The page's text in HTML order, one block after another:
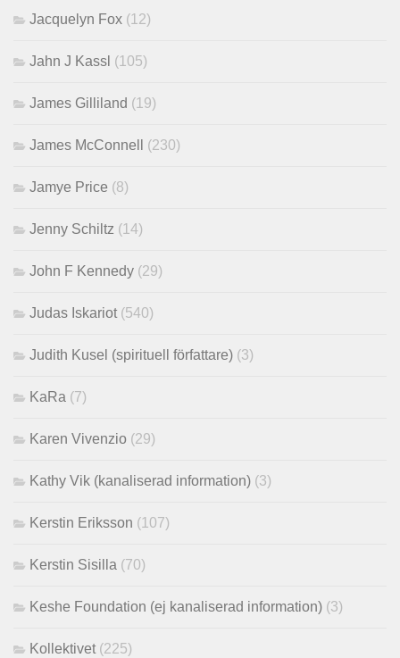
Jacquelyn Fox (12)
Jahn J Kassl (105)
James Gilliland (19)
James McConnell (230)
Jamye Price (8)
Jenny Schiltz (14)
John F Kennedy (29)
Judas Iskariot (540)
Judith Kusel (spirituell författare) (3)
KaRa (7)
Karen Vivenzio (29)
Kathy Vik (kanaliserad information) (3)
Kerstin Eriksson (107)
Kerstin Sisilla (70)
Keshe Foundation (ej kanaliserad information) (3)
Kollektivet (225)